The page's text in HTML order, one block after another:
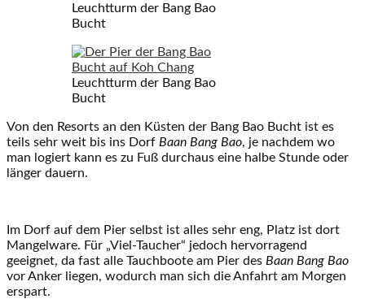
Leuchtturm der Bang Bao
Bucht
Leuchtturm der Bang Bao
Bucht
Von den Resorts an den Küsten der Bang Bao Bucht ist es
teils sehr weit bis ins Dorf Baan Bang Bao, je nachdem wo
man logiert kann es zu Fuß durchaus eine halbe Stunde oder
länger dauern.
Im Dorf auf dem Pier selbst ist alles sehr eng, Platz ist dort
Mangelware. Für „Viel-Taucher“ jedoch hervorragend
geeignet, da fast alle Tauchboote am Pier des Baan Bang Bao
vor Anker liegen, wodurch man sich die Anfahrt am Morgen
erspart.